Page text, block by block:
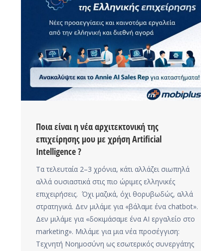
Ποια είναι η νέα αρχιτεκτονική της
επιχείρησης μου με χρήση Artificial
Intelligence ?
Τα τελευταία 2–3 χρόνια, κάτι αλλάζει σιωπηλά
αλλά ουσιαστικά στις πιο ώριμες ελληνικές
επιχειρήσεις. Όχι μαζικά, όχι θορυβωδώς, αλλά
στρατηγικά. Δεν μιλάμε για «βάλαμε ένα chatbot».
Δεν μιλάμε για «δοκιμάσαμε ένα AI εργαλείο στο
marketing». Μιλάμε για μια νέα προσέγγιση:
Τεχνητή Νοημοσύνη ως εσωτερικός συνεργάτης